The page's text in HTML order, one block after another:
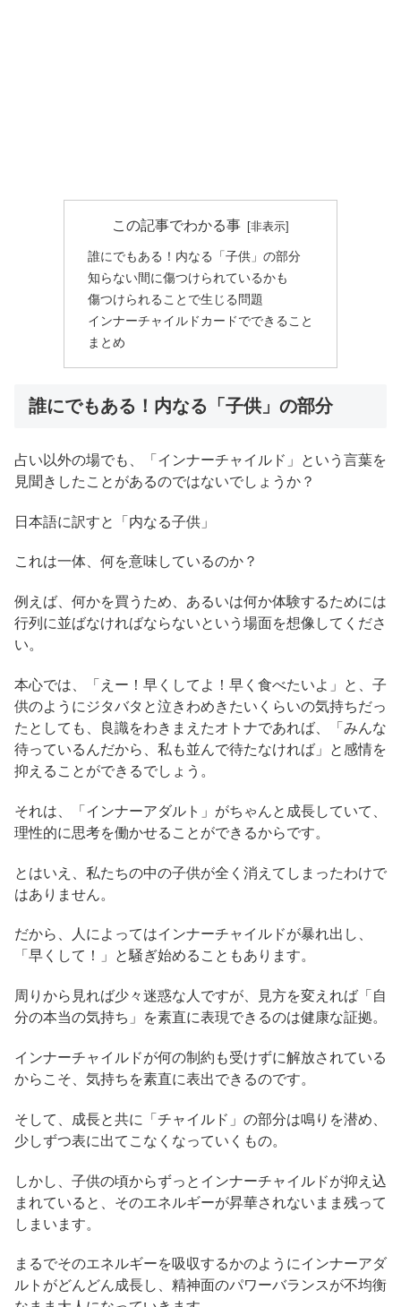
この記事でわかる事
誰にでもある！内なる「子供」の部分
知らない間に傷つけられているかも
傷つけられることで生じる問題
インナーチャイルドカードでできること
まとめ
誰にでもある！内なる「子供」の部分
占い以外の場でも、「インナーチャイルド」という言葉を
見聞きしたことがあるのではないでしょうか？
日本語に訳すと「内なる子供」
これは一体、何を意味しているのか？
例えば、何かを買うため、あるいは何か体験するためには
行列に並ばなければならないという場面を想像してくださ
い。
本心では、「えー！早くしてよ！早く食べたいよ」と、子
供のようにジタバタと泣きわめきたいくらいの気持ちだっ
たとしても、良識をわきまえたオトナであれば、「みんな
待っているんだから、私も並んで待たなければ」と感情を
抑えることができるでしょう。
それは、「インナーアダルト」がちゃんと成長していて、
理性的に思考を働かせることができるからです。
とはいえ、私たちの中の子供が全く消えてしまったわけで
はありません。
だから、人によってはインナーチャイルドが暴れ出し、
「早くして！」と騒ぎ始めることもあります。
周りから見れば少々迷惑な人ですが、見方を変えれば「自
分の本当の気持ち」を素直に表現できるのは健康な証拠。
インナーチャイルドが何の制約も受けずに解放されている
からこそ、気持ちを素直に表出できるのです。
そして、成長と共に「チャイルド」の部分は鳴りを潜め、
少しずつ表に出てこなくなっていくもの。
しかし、子供の頃からずっとインナーチャイルドが抑え込
まれていると、そのエネルギーが昇華されないまま残って
しまいます。
まるでそのエネルギーを吸収するかのようにインナーアダ
ルトがどんどん成長し、精神面のパワーバランスが不均衡